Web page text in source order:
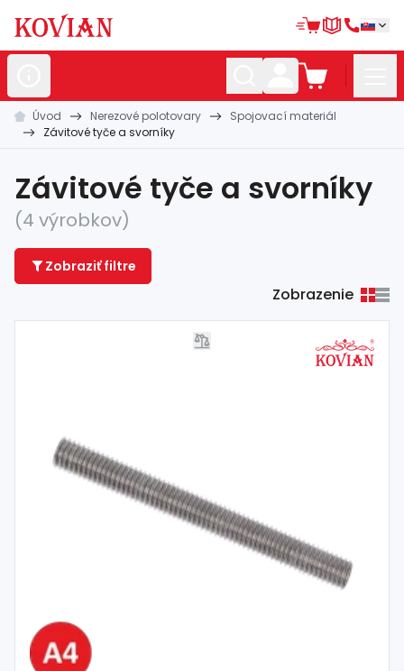
Nerezovépolotovary
Kovanépolotovary
Zábradlia amadlá
Bránovésystémy
Zľava
Úvod Nerezové polotovary
Spojovací materiál
Závitové tyče a svorníky
Závitové tyče a svorníky
(4 výrobkov)
Zobraziť filtre
Zobrazenie